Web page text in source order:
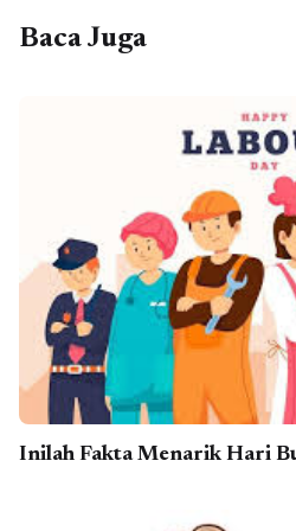
Baca Juga
Inilah Fakta Menarik Hari